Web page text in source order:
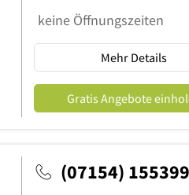
keine Öffnungszeiten
Mehr Details
Gratis Angebote
(07154)